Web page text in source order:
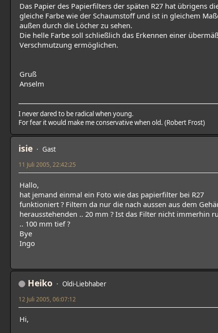
Das Papier des Papierfilters der späten R27 hat übrigens
gleiche Farbe wie der Schaumstoff und ist in gleichem
außen durch die Löcher zu sehen.
Die helle Farbe soll schließlich das Erkennen einer
Verschmutzung ermöglichen.
Gruß
Anselm
I never dared to be radical when young.
For fear it would make me conservative when old. (Robert Frost)
isie Gast
11 Juli 2005, 22:42:25
Hallo,
hat jemand einmal ein Foto wie das papierfilter bei R27
funktioniert ? Filtern da nur die nach aussen aus dem
herausstehenden .. 20 mm ? Ist das Filter nicht immerhin
.. 100 mm tief ?
Bye
Ingo
Heiko Oldi-Liebhaber
12 Juli 2005, 06:07:12
Hi,